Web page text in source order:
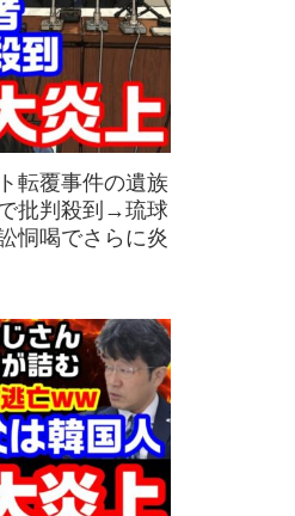
転覆事件の遺族
批判殺到→琉球
恫喝でさらに炎